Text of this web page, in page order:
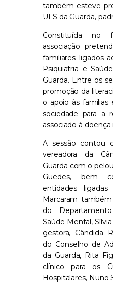
também esteve
ULS da Guarda,
Constituída no
associação
familiares ligados
Psiquiatria e
Guarda. Entre os
promoção da
o apoio às famílias
sociedade para a
associado à
A sessão contou
vereadora da
Guarda com o
Guedes, bem
entidades
Marcaram
do
Saúde Mental,
gestora, Cândida
do Conselho de
da Guarda, Rita
clínico para os
Hospitalares, Nuno